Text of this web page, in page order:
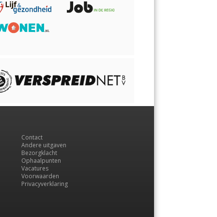
Contact
Andere uitgaven
Bezorgklacht
Ophaalpunten
Vacatures
Voorwaarden
Privacyverklaring